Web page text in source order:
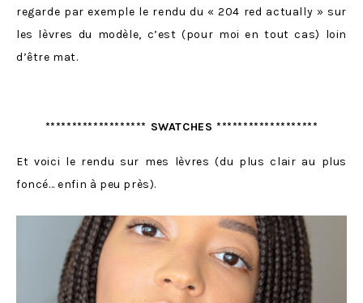
regarde par exemple le rendu du « 204 red actually » sur
les lèvres du modèle, c’est (pour moi en tout cas) loin
d’être mat.
******************* SWATCHES *******************
Et voici le rendu sur mes lèvres (du plus clair au plus
foncé… enfin à peu près).